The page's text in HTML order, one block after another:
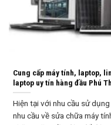
Cung cấp máy tính, laptop,
laptop uy tín hàng đầu Phú
Hiện tại với nhu cầu sử
nhu cầu về sửa chữa máy